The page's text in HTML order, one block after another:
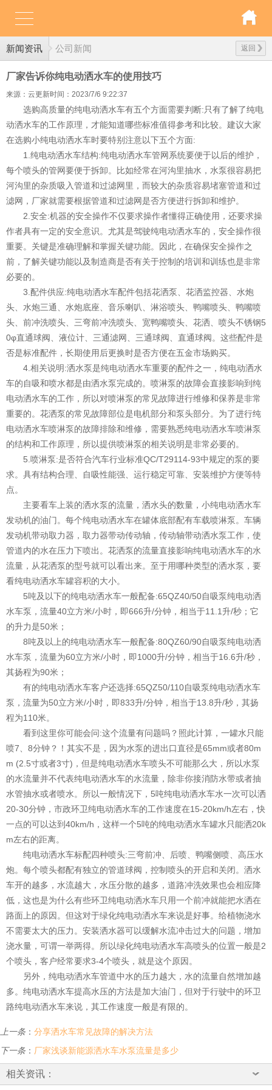
新闻资讯 返回
公司新闻
厂家告诉你纯电动洒水车的使用技巧
来源：云更新时间：2023/7/6 9:22:37
选购高质量的纯电动洒水车有五个方面需要判断:只有了解了纯电
动洒水车的工作原理，才能知道哪些标准值得参考和比较。建议大家
在选购小纯电动洒水车时要特别注意以下五个方面:
1.纯电动洒水车结构:纯电动洒水车管网系统要便于以后的维护，
每个喷头的管网要便于拆卸。比如经常在河沟里抽水，水泵很容易把
河沟里的杂质吸入管道和过滤网里，而较大的杂质容易堵塞管道和过
滤网，厂家就需要根据管道和过滤网是否方便进行拆卸和维护。
2.安全:机器的安全操作不仅要求操作者懂得正确使用，还要求操
作者具有一定的安全意识。尤其是驾驶纯电动洒水车的，安全操作很
重要。关键是准确理解和掌握关键功能。因此，在确保安全操作之
前，了解关键功能以及制造商是否有关于控制的培训和训练也是非常
必要的。
3.配件供应:纯电动洒水车配件包括花洒泵、花洒监控器、水炮
头、水炮三通、水炮底座、音乐喇叭、淋浴喷头、鸭嘴喷头、鸭嘴喷
头、前冲洗喷头、三弯前冲洗喷头、宽鸭嘴喷头、花洒、喷头不锈钢5
0φ直通球阀、液位计、三通滤网、三通球阀、直通球阀。这些配件是
否是标准配件，长期使用后更换时是否方便在五金市场购买。
4.相关说明:洒水泵是纯电动洒水车重要的配件之一，纯电动洒水
车的自吸和喷水都是由洒水泵完成的。喷淋泵的故障会直接影响到纯
电动洒水车的工作，所以对喷淋泵的常见故障进行维修和保养是非常
重要的。花洒泵的常见故障部位是电机部分和泵头部分。为了进行纯
电动洒水车喷淋泵的故障排除和维修，需要熟悉纯电动洒水车喷淋泵
的结构和工作原理，所以提供喷淋泵的相关说明是非常必要的。
5.喷淋泵:是否符合汽车行业标准QC/T29114-93中规定的泵的要
求。具有结构合理、自吸性能强、运行稳定可靠、安装维护方便等特
点。
主要看车上装的洒水泵的流量，洒水头的数量，小纯电动洒水车
发动机的油门。每个纯电动洒水车在罐体底部配有车载喷淋泵。车辆
发动机带动取力器，取力器带动传动轴，传动轴带动洒水泵工作，使
管道内的水在压力下喷出。花洒泵的流量直接影响纯电动洒水车的水
流量，从花洒泵的型号就可以看出来。至于用哪种类型的洒水泵，要
看纯电动洒水车罐容积的大小。
5吨及以下的纯电动洒水车一般配备:65QZ40/50自吸泵纯电动洒
水车泵，流量40立方米/小时，即666升/分钟，相当于11.1升/秒；它
的升力是50米；
8吨及以上的纯电动洒水车一般配备:80QZ60/90自吸泵纯电动洒
水车泵，流量为60立方米/小时，即1000升/分钟，相当于16.6升/秒，
其扬程为90米；
有的纯电动洒水车客户还选择:65QZ50/110自吸泵纯电动洒水车
泵，流量为50立方米/小时，即833升/分钟，相当于13.8升/秒，其扬
程为110米。
看到这里你可能会问:这个流量有问题吗？照此计算，一罐水只能
喷7、8分钟？！其实不是，因为水泵的进出口直径是65mm或者80m
m (2.5寸或者3寸)，但是纯电动洒水车喷头不可能那么大，所以水泵
的水流量并不代表纯电动洒水车的水流量，除非你接消防水带或者抽
水管抽水或者喷水。所以一般情况下，5吨纯电动洒水车水一次可以洒
20-30分钟，市政环卫纯电动洒水车的工作速度在15-20km/h左右，快
一点的可以达到40km/h，这样一个5吨的纯电动洒水车罐水只能洒20k
m左右的距离。
纯电动洒水车标配四种喷头:三弯前冲、后喷、鸭嘴侧喷、高压水
炮。每个喷头都配有独立的管道球阀，控制喷头的开启和关闭。洒水
车开的越多，水流越大，水压分散的越多，道路冲洗效果也会相应降
低，这也是为什么有些环卫纯电动洒水车只用一个前冲就能把水洒在
路面上的原因。但这对于绿化纯电动洒水车来说是好事。给植物浇水
不需要太大的压力。安装洒水器可以缓解水流冲击过大的问题，增加
浇水量，可谓一举两得。所以绿化纯电动洒水车高喷头的位置一般是2
个喷头，客户经常要求3-4个喷头，就是这个原因。
另外，纯电动洒水车管道中水的压力越大，水的流量自然增加越
多。纯电动洒水车提高水压的方法是加大油门，但对于行驶中的环卫
路纯电动洒水车来说，其工作速度一般是有限的。
上一条： 分享洒水车常见故障的解决方法
下一条： 厂家浅谈新能源洒水车水泵流量是多少
相关资讯：